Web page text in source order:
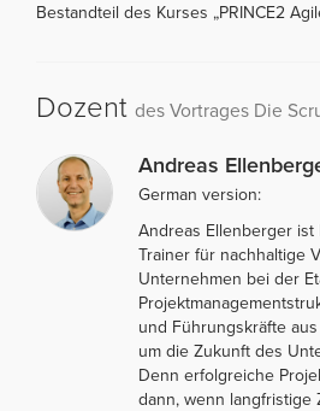
Bestandteil des Kurses „PRINCE2
Dozent des Vortrages Die
Andreas
German version:
Andreas Ellenberger ist
Trainer für nachhaltige
Unternehmen bei der
und Führungskräfte
um die Zukunft des
Denn erfolgreiche
dann, wenn langfristige